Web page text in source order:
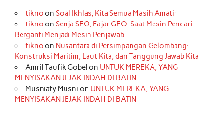
tikno on Soal Ikhlas, Kita Semua Masih Amatir
tikno on Senja SEO, Fajar GEO: Saat Mesin Pencari
Berganti Menjadi Mesin Penjawab
tikno on Nusantara di Persimpangan Gelombang:
Konstruksi Maritim, Laut Kita, dan Tanggung Jawab Kita
Amril Taufik Gobel on UNTUK MEREKA, YANG
MENYISAKAN JEJAK INDAH DI BATIN
Musniaty Musni on UNTUK MEREKA, YANG
MENYISAKAN JEJAK INDAH DI BATIN